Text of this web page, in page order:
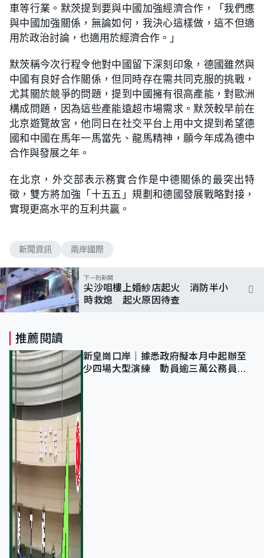
車等行業。默茨提到要與中國加強經濟合作，「我們應
與中國加強關係，無論如何，我決心這樣做，這不但適
用於政治討論，也適用於經濟合作。」
默茨稱今次行程令他對中國留下深刻印象，德國雖然與
中國有良好合作關係，但同時存在需共同克服的挑戰，
尤其關於競爭的問題，提到中國擁有很高產能，對歐洲
構成問題，因為這些產能遠超市場需求。默茨較早前在
北京遊覽故宮，他同日在社交平台上用中文提到希望德
國和中國在馬年一馬當先、龍馬精神，願今年成為德中
合作與發展之年。
在北京，外交部表示務實合作是中德關係的最突出特
徵，雙方將加強「十五五」規劃和德國發展戰略對接，
實現更高水平的互利共贏。
新聞資訊 兩岸國際
下一則新聞
尖沙咀樓上婚紗店起火 消防半小
時救熄 起火原因待查
推薦閱讀
新皇崗口岸｜據悉政府擬本月中起辦至
少四場大型演練 動員逾三萬公務員人